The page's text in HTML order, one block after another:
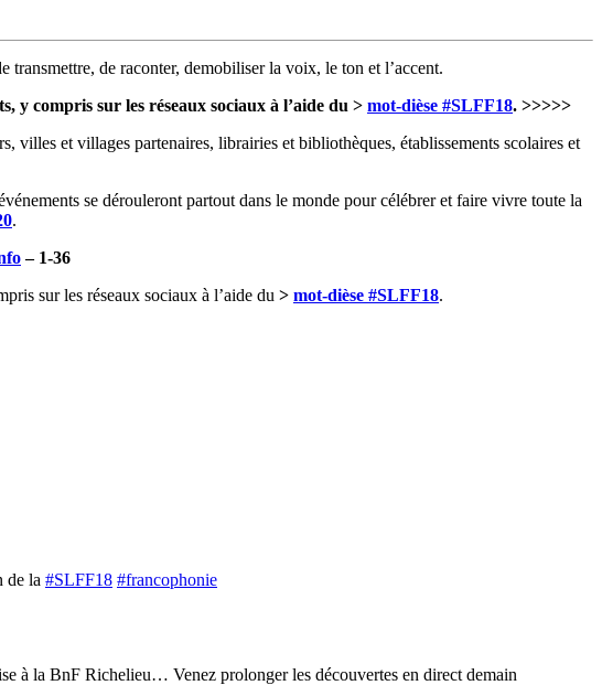
transmettre, de raconter, demobiliser la voix, le ton et l’accent.
y compris sur les réseaux sociaux à l’aide du > mot-dièse #SLFF18. >>>>>
villes et villages partenaires, librairies et bibliothèques, établissements scolaires et
se dérouleront partout dans le monde pour célébrer et faire vivre toute la
.
– 1-36
sur les réseaux sociaux à l’aide du > mot-dièse #SLFF18.
de la #SLFF18 #francophonie
à la BnF Richelieu… Venez prolonger les découvertes en direct demain